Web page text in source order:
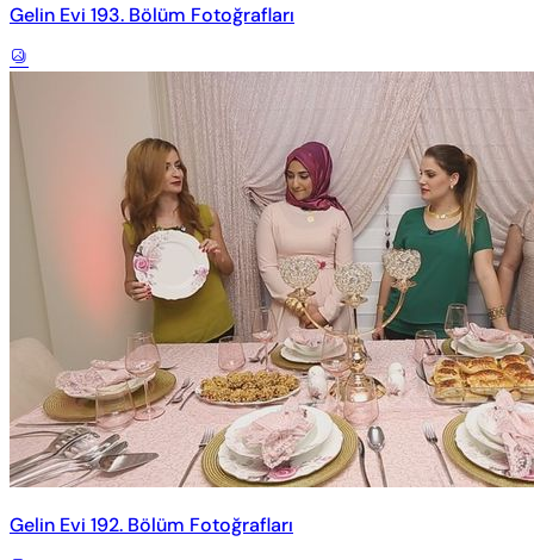
Gelin Evi 193. Bölüm Fotoğrafları
Gelin Evi 192. Bölüm Fotoğrafları